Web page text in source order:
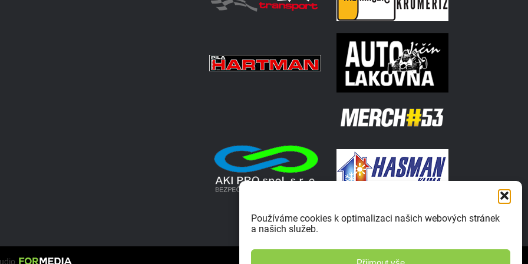
Používáme cookies k optimalizaci našich webových stránek
a našich služeb.
Zásady ochrany osobních údajů